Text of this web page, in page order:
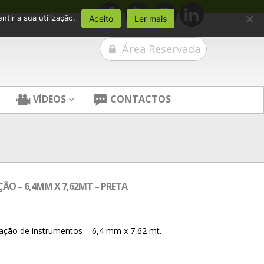
Área Reservada
VÍDEOS CONTACTOS
– 6,4MM X 7,62MT – PRETA
de instrumentos – 6,4 mm x 7,62 mt.
a sua utilização. Aceito Ler mais